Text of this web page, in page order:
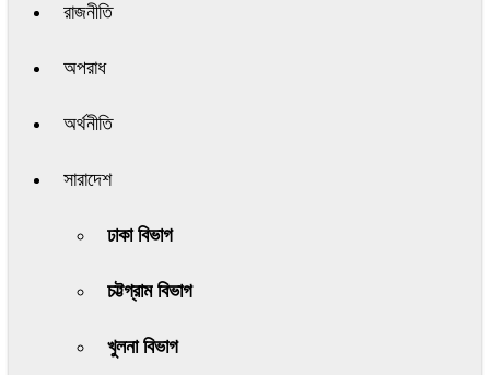
রাজনীতি
অপরাধ
অর্থনীতি
সারাদেশ
ঢাকা বিভাগ
চট্টগ্রাম বিভাগ
খুলনা বিভাগ